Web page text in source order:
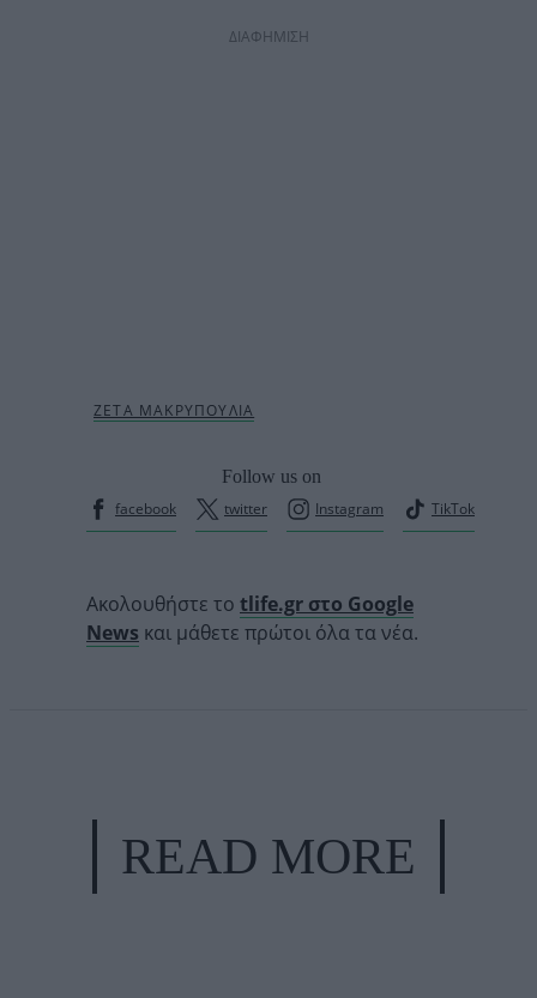
ΔΙΑΦΗΜΙΣΗ
Follow us on
facebook
twitter Instagram TikTok
Ακολουθήστε το tlife.gr στο Google
News και μάθετε πρώτοι όλα τα νέα.
READ MORE